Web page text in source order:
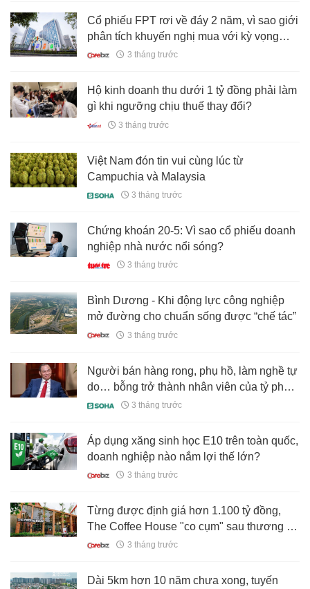
Cổ phiếu FPT rơi về đáy 2 năm, vì sao giới
phân tích khuyến nghị mua với kỳ vọng
tăng 24%?3 tháng trước
Hộ kinh doanh thu dưới 1 tỷ đồng phải làm
gì khi ngưỡng chịu thuế thay đổi?
3 tháng trước
Việt Nam đón tin vui cùng lúc từ
Campuchia và Malaysia
3 tháng trước
Chứng khoán 20-5: Vì sao cổ phiếu doanh
nghiệp nhà nước nổi sóng?
3 tháng trước
Bình Dương - Khi động lực công nghiệp
mở đường cho chuẩn sống được “chế tác”
3 tháng trước
Người bán hàng rong, phụ hồ, làm nghề tự
do… bỗng trở thành nhân viên của tỷ phú
Phạm Nhật Vượng, được hưởng phúc lợi
3 tháng trước
Áp dụng xăng sinh học E10 trên toàn quốc,
doanh nghiệp nào nắm lợi thế lớn?
3 tháng trước
Từng được định giá hơn 1.100 tỷ đồng,
The Coffee House "co cụm" sau thương vụ
bán mình3 tháng trước
Dài 5km hơn 10 năm chưa xong, tuyến